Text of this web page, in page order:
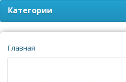
Категории
Главная